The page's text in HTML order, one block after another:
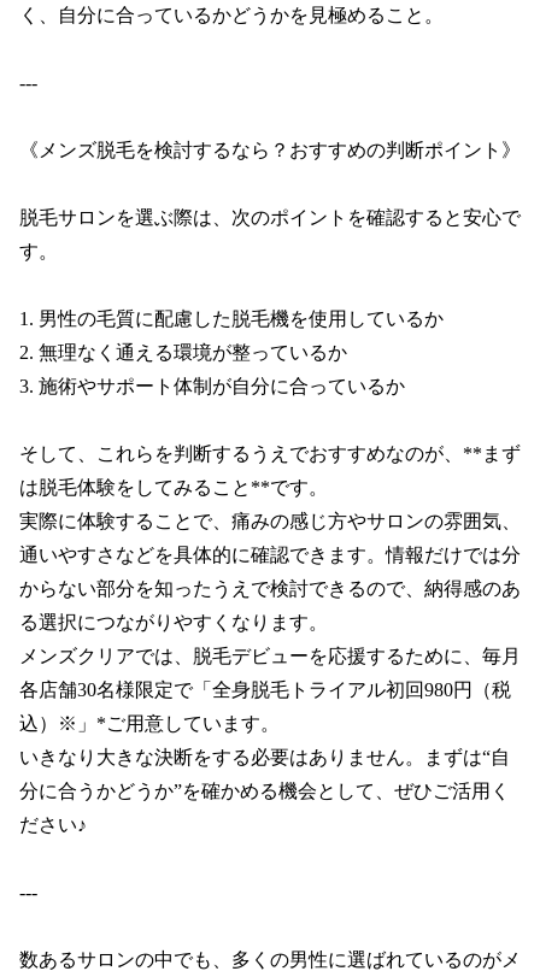
く、自分に合っているかどうかを見極めること。
---
《メンズ脱毛を検討するなら？おすすめの判断ポイント》
脱毛サロンを選ぶ際は、次のポイントを確認すると安心で
す。
1. 男性の毛質に配慮した脱毛機を使用しているか
2. 無理なく通える環境が整っているか
3. 施術やサポート体制が自分に合っているか
そして、これらを判断するうえでおすすめなのが、**まず
は脱毛体験をしてみること**です。
実際に体験することで、痛みの感じ方やサロンの雰囲気、
通いやすさなどを具体的に確認できます。情報だけでは分
からない部分を知ったうえで検討できるので、納得感のあ
る選択につながりやすくなります。
メンズクリアでは、脱毛デビューを応援するために、毎月
各店舗30名様限定で「全身脱毛トライアル初回980円（税
込）※」*ご用意しています。
いきなり大きな決断をする必要はありません。まずは“自
分に合うかどうか”を確かめる機会として、ぜひご活用く
ださい♪
---
数あるサロンの中でも、多くの男性に選ばれているのがメ